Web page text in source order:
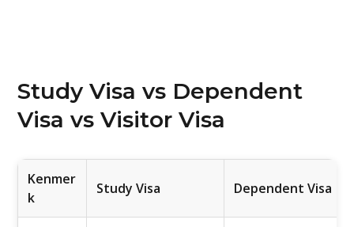
Study Visa vs Dependent
Visa vs Visitor Visa
Kenmer
k
Study Visa Dependent Visa